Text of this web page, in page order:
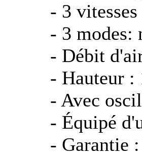
- 3
- 3 modes:
- Débit
- Hauteur :
- Avec
- Équipé
- Garantie